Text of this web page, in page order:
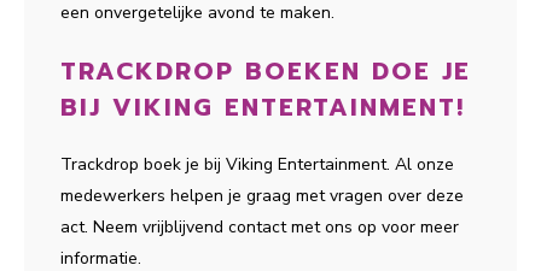
een onvergetelijke avond te maken.
TRACKDROP BOEKEN DOE JE
BIJ VIKING ENTERTAINMENT!
Trackdrop boek je bij Viking Entertainment. Al onze
medewerkers helpen je graag met vragen over deze
act. Neem vrijblijvend contact met ons op voor meer
informatie.